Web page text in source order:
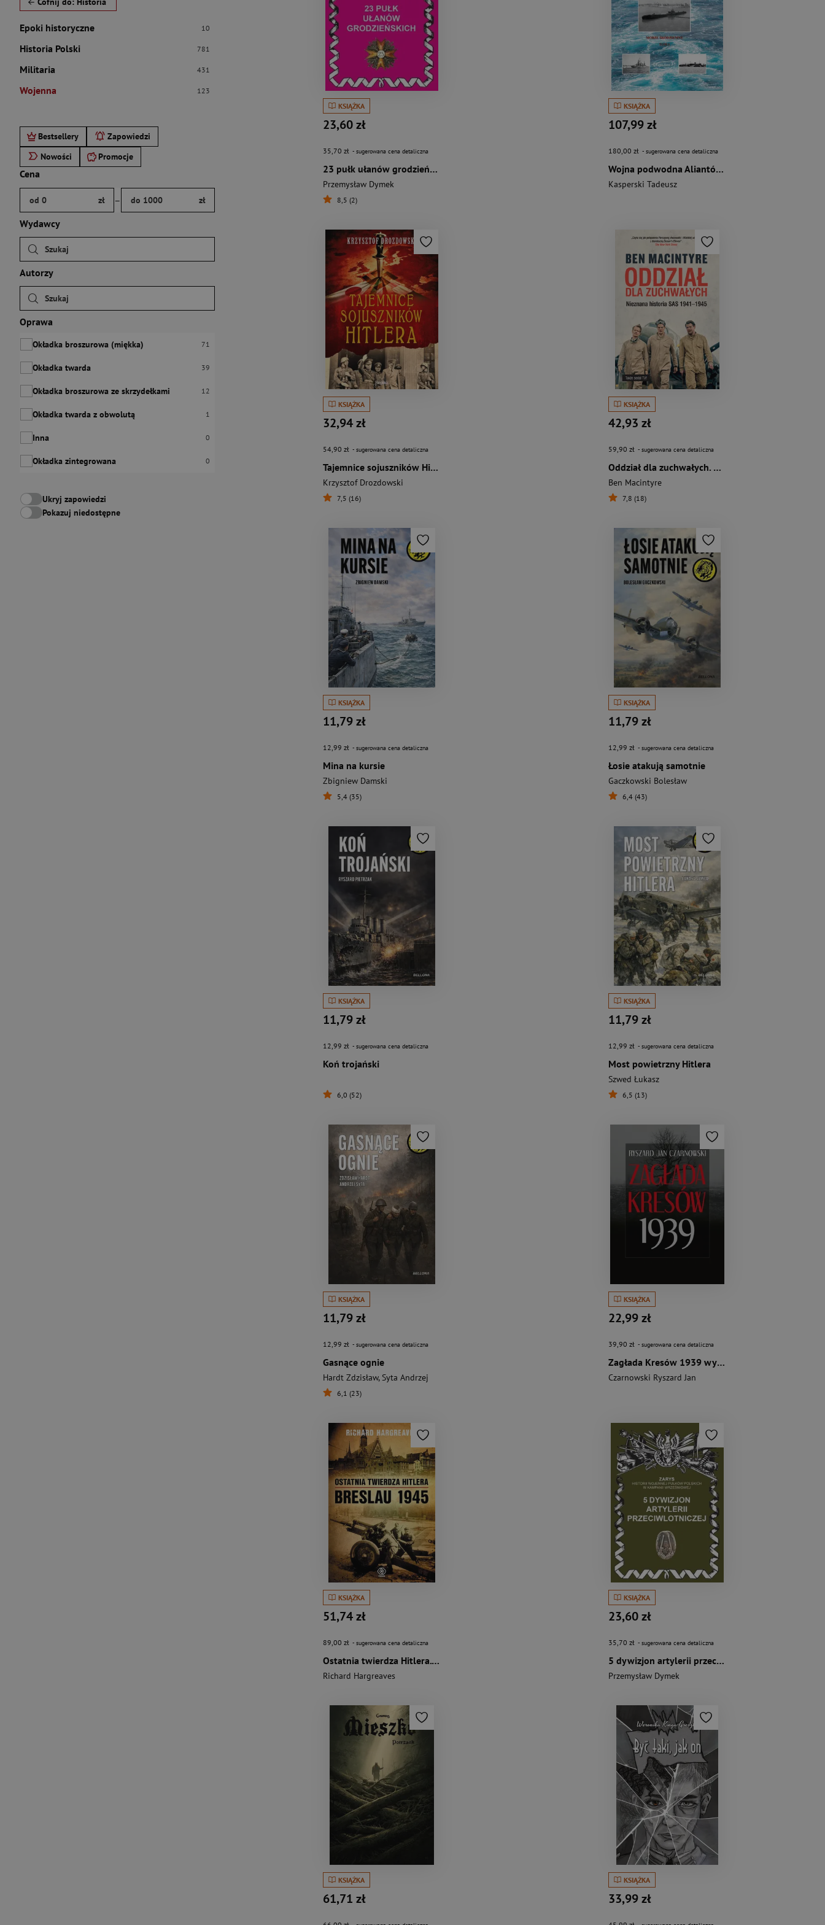
Epoki historyczne Liczba pozycji:
10
Historia Polski Liczba pozycji:
781
Militaria Liczba pozycji:
431
Wojenna Liczba pozycji:
123
Po użyciu produkty będą automatycznie filtrowane. Wybierz filtry.
Bestsellery
Zapowiedzi
Nowości
Promocje
Cena
Brak ustawionego zakresu ceny.
Podaj zakres ceny w złotych.
od 0 zł – do 1000 zł
Wydawcy
Autorzy
Oprawa
Okładka broszurowa (miękka) Liczba pozycji:
71
Okładka twarda Liczba pozycji:
39
Okładka broszurowa ze skrzydełkami Liczba pozycji:
12
Okładka twarda z obwolutą Liczba pozycji:
1
Inna Liczba pozycji:
0
Okładka zintegrowana Liczba pozycji:
0
Ukryj zapowiedzi
Pokazuj niedostępne
KSIĄŻKA
23,60 zł
35,70 zł - sugerowana cena detaliczna
23 pułk ułanów grodzieńskich
Przemysław Dymek
8,5 (2)
KSIĄŻKA
107,99 zł
180,00 zł - sugerowana cena detaliczna
Wojna podwodna Aliantów 1940-1942. Morze Śródziemne. Tom 1
Kasperski Tadeusz
KSIĄŻKA
32,94 zł
54,90 zł - sugerowana cena detaliczna
Tajemnice sojuszników Hitlera
Krzysztof Drozdowski
7,5 (16)
KSIĄŻKA
42,93 zł
59,90 zł - sugerowana cena detaliczna
Oddział dla zuchwałych. Nieznana historia SAS 1941-1945
Ben Macintyre
7,8 (18)
KSIĄŻKA
11,79 zł
12,99 zł - sugerowana cena detaliczna
Mina na kursie
Zbigniew Damski
5,4 (35)
KSIĄŻKA
11,79 zł
12,99 zł - sugerowana cena detaliczna
Łosie atakują samotnie
Gaczkowski Bolesław
6,4 (43)
KSIĄŻKA
11,79 zł
12,99 zł - sugerowana cena detaliczna
Koń trojański
6,0 (52)
KSIĄŻKA
11,79 zł
12,99 zł - sugerowana cena detaliczna
Most powietrzny Hitlera
Szwed Łukasz
6,5 (13)
KSIĄŻKA
11,79 zł
12,99 zł - sugerowana cena detaliczna
Gasnące ognie
Hardt Zdzisław, Syta Andrzej
6,1 (23)
KSIĄŻKA
22,99 zł
39,90 zł - sugerowana cena detaliczna
Zagłada Kresów 1939 wyd. 2
Czarnowski Ryszard Jan
KSIĄŻKA
51,74 zł
89,00 zł - sugerowana cena detaliczna
Ostatnia twierdza Hitlera. Breslau 1945
Richard Hargreaves
KSIĄŻKA
23,60 zł
35,70 zł - sugerowana cena detaliczna
5 dywizjon artylerii przeciwlotniczej
Przemysław Dymek
KSIĄŻKA
61,71 zł
KSIĄŻKA
33,99 zł